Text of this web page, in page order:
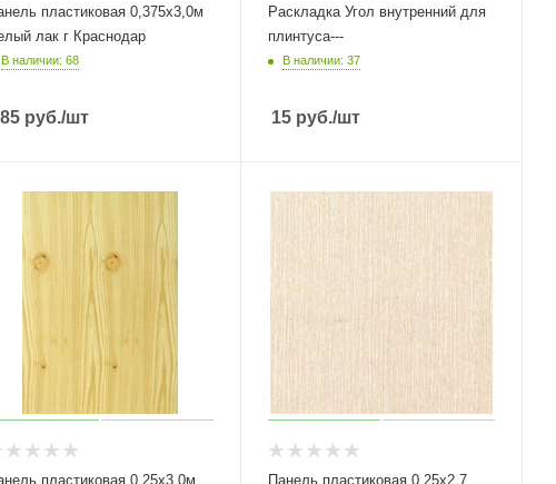
пластиковая 0,375х3,0м
лак г Краснодар
В наличии: 68
руб./шт
Раскладка Угол внутренний для
плинтуса---
В наличии: 37
15 руб./шт
пластиковая 0,25х3,0м
Панель пластиковая 0,25х2,7